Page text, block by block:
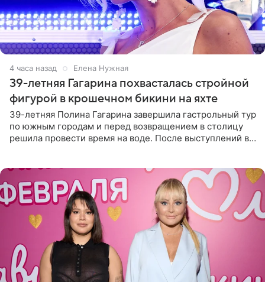
4 часа назад Елена Нужная
39-летняя Гагарина похвасталась стройной
фигурой в крошечном бикини на яхте
39-летняя Полина Гагарина завершила гастрольный тур
по южным городам и перед возвращением в столицу
решила провести время на воде. После выступлений в